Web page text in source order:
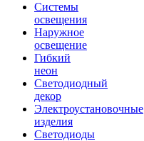
Системы
освещения
Наружное
освещение
Гибкий
неон
Светодиодный
декор
Электроустановочные
изделия
Светодиоды